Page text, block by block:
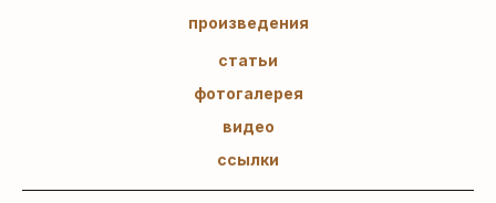
произведения
статьи
фотогалерея
видео
ссылки